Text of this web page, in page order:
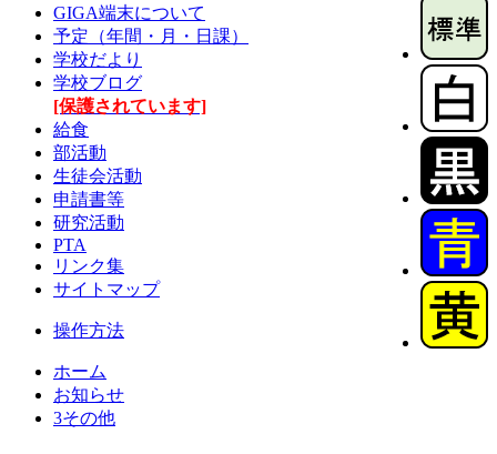
GIGA端末について
予定（年間・月・日課）
学校だより
学校ブログ
[保護されています]
給食
部活動
生徒会活動
申請書等
研究活動
PTA
リンク集
サイトマップ
操作方法
ホーム
お知らせ
3その他